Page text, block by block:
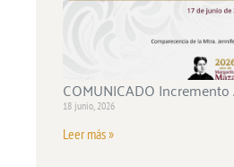
COMUNICADO
18 junio, 2026
Leer más »